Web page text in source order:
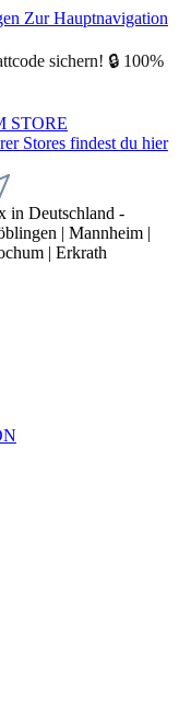
Zur Hauptnavigation
sichern! 🔒 100%
STORE
Stores findest du hier
in Deutschland -
| Mannheim |
| Erkrath